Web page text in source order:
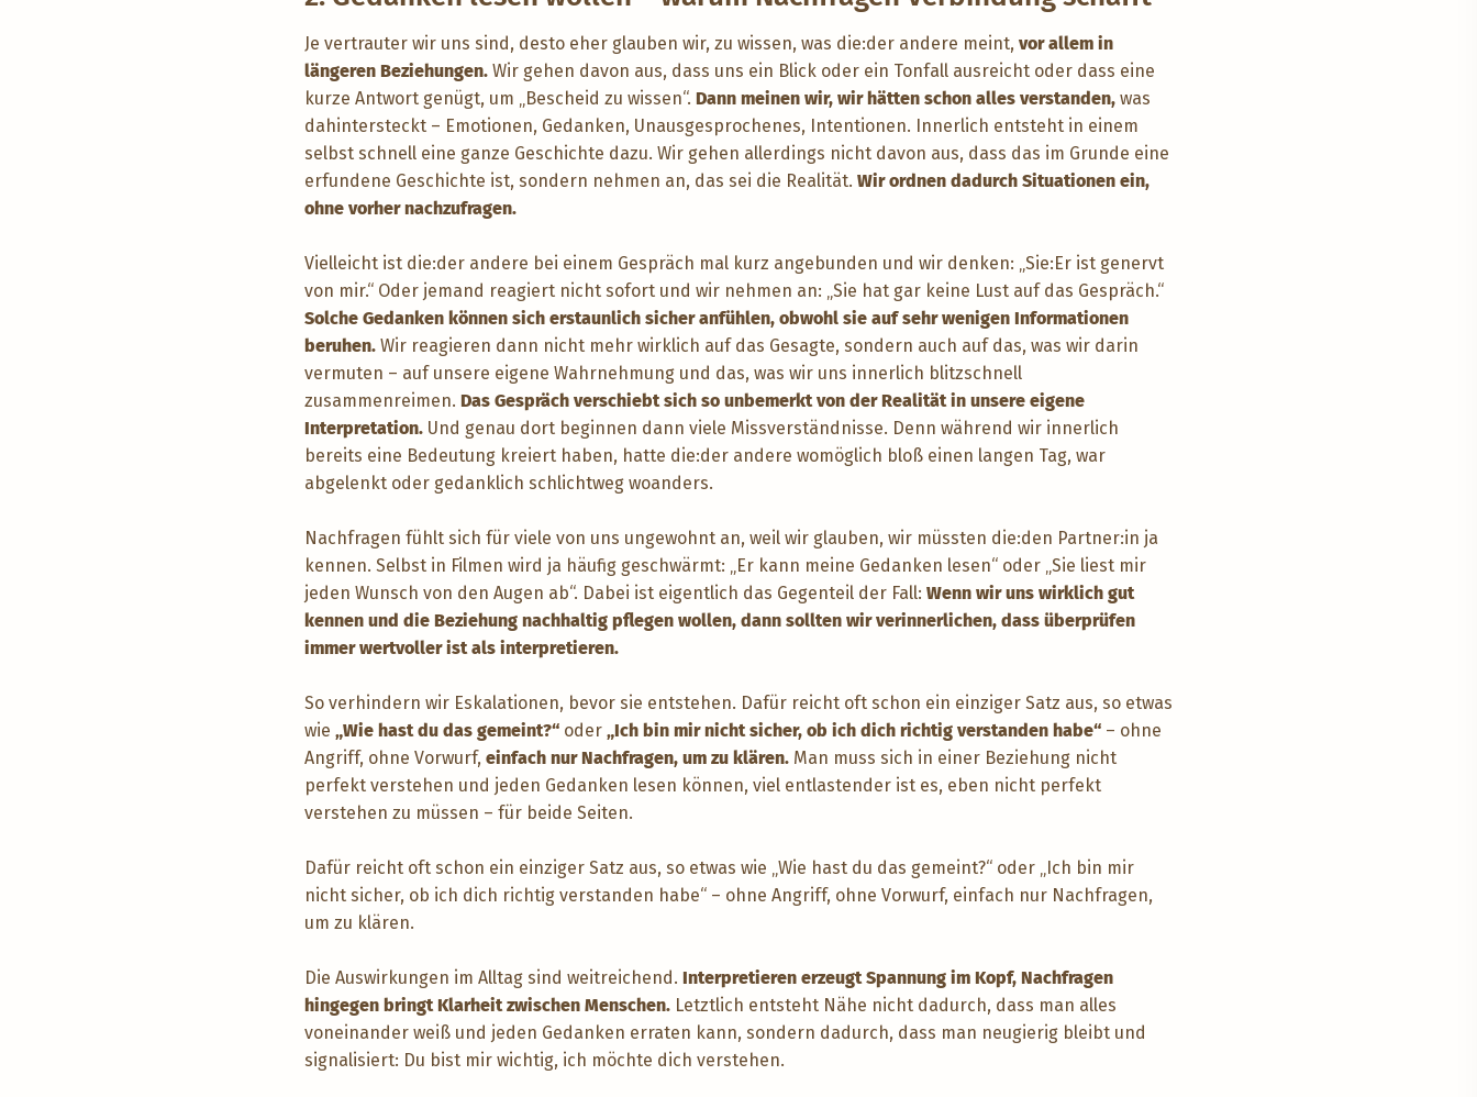
Je vertrauter wir uns sind, desto eher glauben wir, zu wissen, was die:der andere meint, vor allem in
längeren Beziehungen. Wir gehen davon aus, dass uns ein Blick oder ein Tonfall ausreicht oder dass eine
kurze Antwort genügt, um „Bescheid zu wissen“. Dann meinen wir, wir hätten schon alles verstanden, was
dahintersteckt – Emotionen, Gedanken, Unausgesprochenes, Intentionen. Innerlich entsteht in einem
selbst schnell eine ganze Geschichte dazu. Wir gehen allerdings nicht davon aus, dass das im Grunde eine
erfundene Geschichte ist, sondern nehmen an, das sei die Realität. Wir ordnen dadurch Situationen ein,
ohne vorher nachzufragen.
Vielleicht ist die:der andere bei einem Gespräch mal kurz angebunden und wir denken: „Sie:Er ist genervt
von mir.“ Oder jemand reagiert nicht sofort und wir nehmen an: „Sie hat gar keine Lust auf das Gespräch.“
Solche Gedanken können sich erstaunlich sicher anfühlen, obwohl sie auf sehr wenigen Informationen
beruhen. Wir reagieren dann nicht mehr wirklich auf das Gesagte, sondern auch auf das, was wir darin
vermuten – auf unsere eigene Wahrnehmung und das, was wir uns innerlich blitzschnell
zusammenreimen. Das Gespräch verschiebt sich so unbemerkt von der Realität in unsere eigene
Interpretation. Und genau dort beginnen dann viele Missverständnisse. Denn während wir innerlich
bereits eine Bedeutung kreiert haben, hatte die:der andere womöglich bloß einen langen Tag, war
abgelenkt oder gedanklich schlichtweg woanders.
Nachfragen fühlt sich für viele von uns ungewohnt an, weil wir glauben, wir müssten die:den Partner:in ja
kennen. Selbst in Filmen wird ja häufig geschwärmt: „Er kann meine Gedanken lesen“ oder „Sie liest mir
jeden Wunsch von den Augen ab“. Dabei ist eigentlich das Gegenteil der Fall: Wenn wir uns wirklich gut
kennen und die Beziehung nachhaltig pflegen wollen, dann sollten wir verinnerlichen, dass überprüfen
immer wertvoller ist als interpretieren.
So verhindern wir Eskalationen, bevor sie entstehen. Dafür reicht oft schon ein einziger Satz aus, so etwas
wie „Wie hast du das gemeint?“ oder „Ich bin mir nicht sicher, ob ich dich richtig verstanden habe“ – ohne
Angriff, ohne Vorwurf, einfach nur Nachfragen, um zu klären. Man muss sich in einer Beziehung nicht
perfekt verstehen und jeden Gedanken lesen können, viel entlastender ist es, eben nicht perfekt
verstehen zu müssen – für beide Seiten.
Dafür reicht oft schon ein einziger Satz aus, so etwas wie „Wie hast du das gemeint?“ oder „Ich bin mir
nicht sicher, ob ich dich richtig verstanden habe“ – ohne Angriff, ohne Vorwurf, einfach nur Nachfragen,
um zu klären.
Die Auswirkungen im Alltag sind weitreichend. Interpretieren erzeugt Spannung im Kopf, Nachfragen
hingegen bringt Klarheit zwischen Menschen. Letztlich entsteht Nähe nicht dadurch, dass man alles
voneinander weiß und jeden Gedanken erraten kann, sondern dadurch, dass man neugierig bleibt und
signalisiert: Du bist mir wichtig, ich möchte dich verstehen.